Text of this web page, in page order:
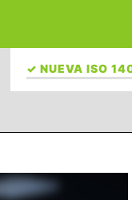
✓ NUEVA ISO